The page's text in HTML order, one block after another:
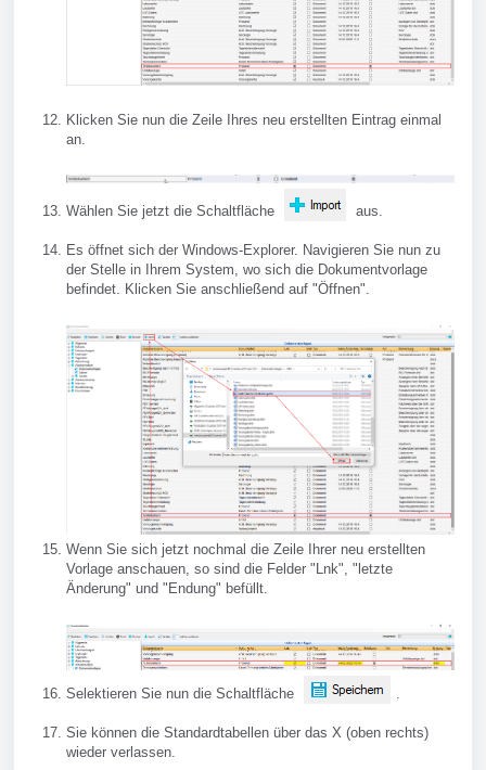
Klicken Sie nun die Zeile Ihres neu erstellten Eintrag einmal
an.
Wählen Sie jetzt die Schaltfläche aus.
Es öffnet sich der Windows-Explorer. Navigieren Sie nun zu
der Stelle in Ihrem System, wo sich die Dokumentvorlage
befindet. Klicken Sie anschließend auf "Öffnen".
Wenn Sie sich jetzt nochmal die Zeile Ihrer neu erstellten
Vorlage anschauen, so sind die Felder "Lnk", "letzte
Änderung" und "Endung" befüllt.
Selektieren Sie nun die Schaltfläche
Sie können die Standardtabellen über das X (oben rechts)
wieder verlassen.